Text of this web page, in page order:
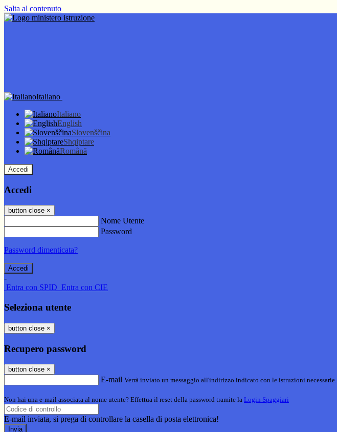
Salta al contenuto
Italiano
Italiano
English
Slovenščina
Shqiptare
Română
Accedi
Accedi
button close ×
Nome Utente
Password
Password dimenticata?
-
Entra con SPID Entra con CIE
Seleziona utente
button close ×
Recupero password
button close ×
E-mail Verrà inviato un messaggio all'indirizzo indicato con le istruzioni necessarie.
Non hai una e-mail associata al nome utente? Effettua il reset della password tramite la Login Spaggiari
E-mail inviata, si prega di controllare la casella di posta elettronica!